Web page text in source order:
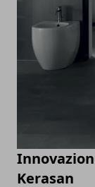
Kerasan